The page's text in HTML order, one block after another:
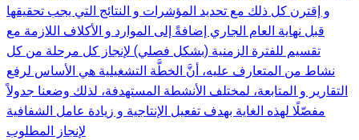
و إقترن كل ذلك مع تحديد المؤشرات و النتائج التي يجب تحقيقها
قبل نهاية العام الجاري إضافةً إلى الموارد و الأكلاف اللازمة مع
تقسيم للفترة الزمنية (بشكل فصلي) لإنجاز كل مرحلة من كل
نشاط من المتعارف عليه، أنَّ الخطَّة التشغيلية هي الأساس لرفع
التقارير و المتابعة، لمختلف الأنشطة المستهدفة، لذلك وضعنا جدولاً
مفصّلًا لهذه الغاية بهدف تفعيل الإنتاجية و زيادة عامل الشفافية
لإنجاز المطلوب